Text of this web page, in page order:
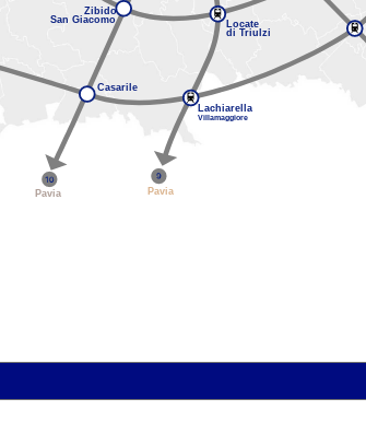
Pavia
Pavia
Casarile
Zibido
San Giacomo
Lachiarella
Villamaggiore
Locate
di Triulzi